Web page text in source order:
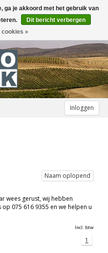
Inloggen
Naam oplopend
wees gerust, wij hebben
075 616 9355 en we helpen u
Incl. btw
1
ga je akkoord met het gebruik van
Dit bericht verbergen
cookies »